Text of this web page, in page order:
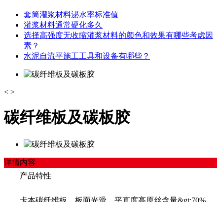
套筒灌浆材料泌水率标准值
灌浆材料通常硬化多久
选择高强度无收缩灌浆材料的颜色和效果有哪些考虑因
素？
水泥自流平施工工具和设备有哪些？
< >
碳纤维板及碳板胶
详情内容
产品特性
卡本碳纤维板，板面光滑、平直度高原丝含量&gt;70%，